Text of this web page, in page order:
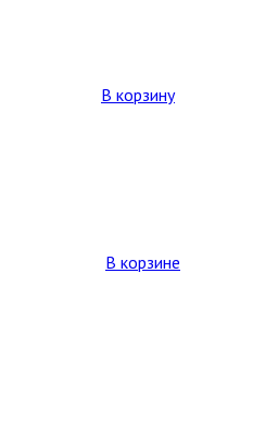
В корзину
В корзине